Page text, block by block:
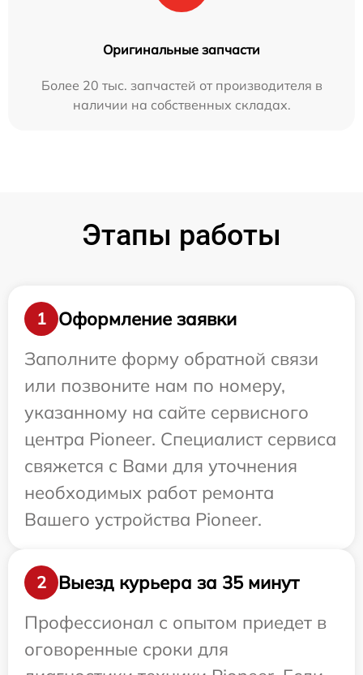
Оригинальные запчасти
Более 20 тыс. запчастей от производителя в
наличии на собственных складах.
Этапы работы
1
Оформление заявки
Заполните форму обратной связи
или позвоните нам по номеру,
указанному на сайте сервисного
центра Pioneer. Специалист сервиса
свяжется с Вами для уточнения
необходимых работ ремонта
Вашего устройства Pioneer.
2
Выезд курьера за 35 минут
Профессионал с опытом приедет в
оговоренные сроки для